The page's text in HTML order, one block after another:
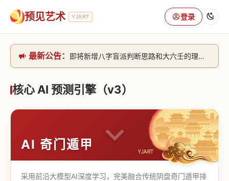
预见艺术 YJART 登录
最新公告：
即将新增八字盲派判断思路和大六壬的理气+取像判断思路。[内侧中，捐赠会员可用]2026/6/30
网站升级完成，升级全模块的算法，限时开放用户注册。2026/6/27
核心 AI 预测引擎（v3）
AI 奇门遁甲
采用前沿大模型AI深度学习，完美融合传统阴盘奇门遁甲排